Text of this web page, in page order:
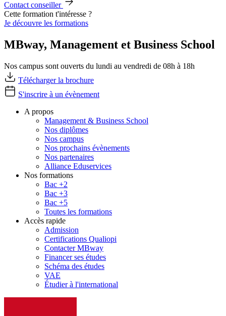
Contact conseiller
Cette formation t'intéresse ?
Je découvre les formations
MBway, Management et Business School
Nos campus sont ouverts du lundi au vendredi de 08h à 18h
Télécharger la brochure
S'inscrire à un évènement
A propos
Management & Business School
Nos diplômes
Nos campus
Nos prochains évènements
Nos partenaires
Alliance Eduservices
Nos formations
Bac +2
Bac +3
Bac +5
Toutes les formations
Accès rapide
Admission
Certifications Qualiopi
Contacter MBway
Financer ses études
Schéma des études
VAE
Étudier à l'international